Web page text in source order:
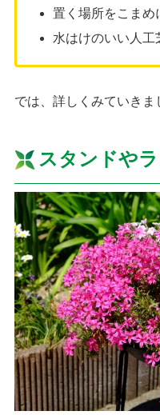
置く場所をこまめ
水はけのいい人工
では、詳しくみていきま
スタンドや